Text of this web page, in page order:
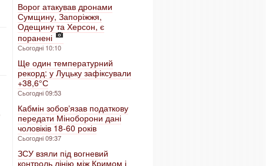
Ворог атакував дронами
Сумщину, Запоріжжя,
Одещину та Херсон, є
поранені
Сьогодні 10:10
Ще один температурний
рекорд: у Луцьку зафіксували
+38,6° С
Сьогодні 09:53
Кабмін зобовʼязав податкову
передати Міноборони дані
чоловіків 18-60 років
Сьогодні 09:37
ЗСУ взяли під вогневий
контроль лінію між Кримом і